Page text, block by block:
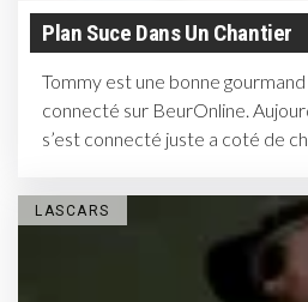
Plan Suce Dans Un Chantier
Tommy est une bonne
connecté sur BeurOnline.
s’est connecté juste a coté de
LASCARS